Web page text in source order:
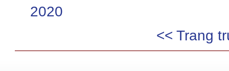
2020
<< Trang